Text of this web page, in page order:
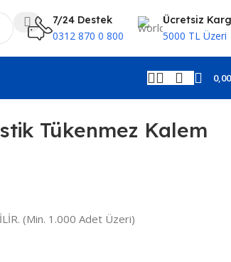
7/24 Destek
0312 870 0 800
Ücretsiz
5000 TL Üzeri
Tükenmez Kalem
(Min. 1.000 Adet Üzeri)